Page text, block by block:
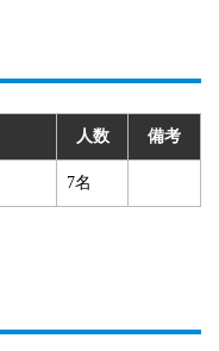
人数 備考
7名